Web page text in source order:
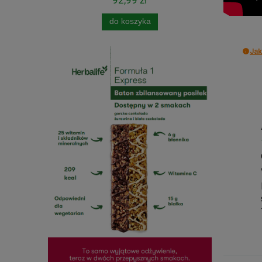
do koszyka